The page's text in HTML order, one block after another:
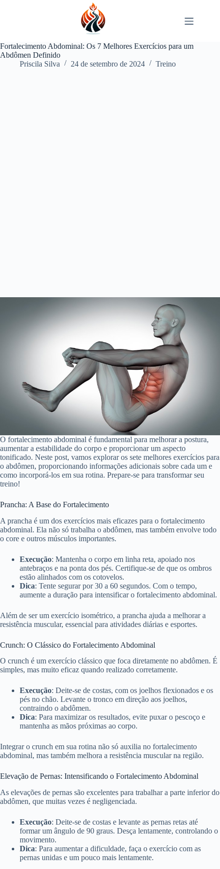
Fortalecimento Abdominal: Os 7 Melhores Exercícios para um
Abdômen Definido
Priscila Silva
24 de setembro de 2024 Treino
O fortalecimento abdominal é fundamental para melhorar a postura,
aumentar a estabilidade do corpo e proporcionar um aspecto
tonificado. Neste post, vamos explorar os sete melhores exercícios para
o abdômen, proporcionando informações adicionais sobre cada um e
como incorporá-los em sua rotina. Prepare-se para transformar seu
treino!
Prancha: A Base do Fortalecimento
A prancha é um dos exercícios mais eficazes para o fortalecimento
abdominal. Ela não só trabalha o abdômen, mas também envolve todo
o core e outros músculos importantes.
Execução: Mantenha o corpo em linha reta, apoiado nos
antebraços e na ponta dos pés. Certifique-se de que os ombros
estão alinhados com os cotovelos.
Dica: Tente segurar por 30 a 60 segundos. Com o tempo,
aumente a duração para intensificar o fortalecimento abdominal.
Além de ser um exercício isométrico, a prancha ajuda a melhorar a
resistência muscular, essencial para atividades diárias e esportes.
Crunch: O Clássico do Fortalecimento Abdominal
O crunch é um exercício clássico que foca diretamente no abdômen. É
simples, mas muito eficaz quando realizado corretamente.
Execução: Deite-se de costas, com os joelhos flexionados e os
pés no chão. Levante o tronco em direção aos joelhos,
contraindo o abdômen.
Dica: Para maximizar os resultados, evite puxar o pescoço e
mantenha as mãos próximas ao corpo.
Integrar o crunch em sua rotina não só auxilia no fortalecimento
abdominal, mas também melhora a resistência muscular na região.
Elevação de Pernas: Intensificando o Fortalecimento Abdominal
As elevações de pernas são excelentes para trabalhar a parte inferior do
abdômen, que muitas vezes é negligenciada.
Execução: Deite-se de costas e levante as pernas retas até
formar um ângulo de 90 graus. Desça lentamente, controlando o
movimento.
Dica: Para aumentar a dificuldade, faça o exercício com as
pernas unidas e um pouco mais lentamente.